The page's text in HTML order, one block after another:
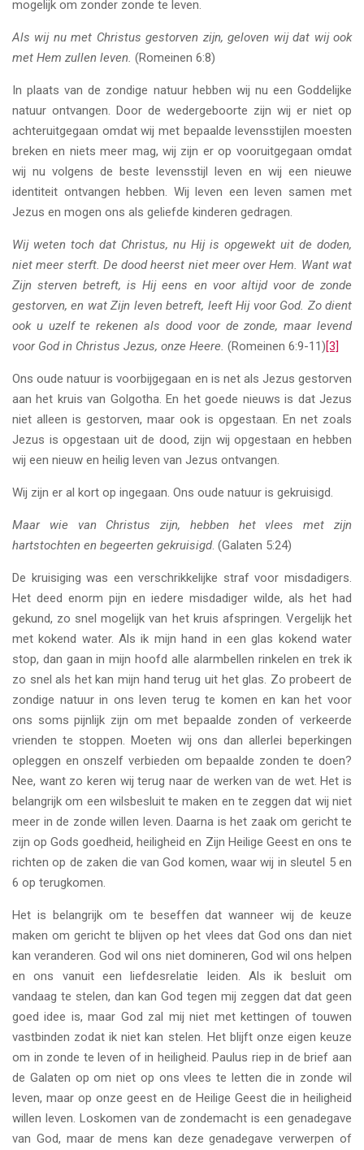
mogelijk om zonder zonde te leven.
Als wij nu met Christus gestorven zijn, geloven wij dat wij ook
met Hem zullen leven. (Romeinen 6:8)
In plaats van de zondige natuur hebben wij nu een Goddelijke
natuur ontvangen. Door de wedergeboorte zijn wij er niet op
achteruitgegaan omdat wij met bepaalde levensstijlen moesten
breken en niets meer mag, wij zijn er op vooruitgegaan omdat
wij nu volgens de beste levensstijl leven en wij een nieuwe
identiteit ontvangen hebben. Wij leven een leven samen met
Jezus en mogen ons als geliefde kinderen gedragen.
Wij weten toch dat Christus, nu Hij is opgewekt uit de doden,
niet meer sterft. De dood heerst niet meer over Hem. Want wat
Zijn sterven betreft, is Hij eens en voor altijd voor de zonde
gestorven, en wat Zijn leven betreft, leeft Hij voor God. Zo dient
ook u uzelf te rekenen als dood voor de zonde, maar levend
voor God in Christus Jezus, onze Heere. (Romeinen 6:9-11)[3]
Ons oude natuur is voorbijgegaan en is net als Jezus gestorven
aan het kruis van Golgotha. En het goede nieuws is dat Jezus
niet alleen is gestorven, maar ook is opgestaan. En net zoals
Jezus is opgestaan uit de dood, zijn wij opgestaan en hebben
wij een nieuw en heilig leven van Jezus ontvangen.
Wij zijn er al kort op ingegaan. Ons oude natuur is gekruisigd.
Maar wie van Christus zijn, hebben het vlees met zijn
hartstochten en begeerten gekruisigd. (Galaten 5:24)
De kruisiging was een verschrikkelijke straf voor misdadigers.
Het deed enorm pijn en iedere misdadiger wilde, als het had
gekund, zo snel mogelijk van het kruis afspringen. Vergelijk het
met kokend water. Als ik mijn hand in een glas kokend water
stop, dan gaan in mijn hoofd alle alarmbellen rinkelen en trek ik
zo snel als het kan mijn hand terug uit het glas. Zo probeert de
zondige natuur in ons leven terug te komen en kan het voor
ons soms pijnlijk zijn om met bepaalde zonden of verkeerde
vrienden te stoppen. Moeten wij ons dan allerlei beperkingen
opleggen en onszelf verbieden om bepaalde zonden te doen?
Nee, want zo keren wij terug naar de werken van de wet. Het is
belangrijk om een wilsbesluit te maken en te zeggen dat wij niet
meer in de zonde willen leven. Daarna is het zaak om gericht te
zijn op Gods goedheid, heiligheid en Zijn Heilige Geest en ons te
richten op de zaken die van God komen, waar wij in sleutel 5 en
6 op terugkomen.
Het is belangrijk om te beseffen dat wanneer wij de keuze
maken om gericht te blijven op het vlees dat God ons dan niet
kan veranderen. God wil ons niet domineren, God wil ons helpen
en ons vanuit een liefdesrelatie leiden. Als ik besluit om
vandaag te stelen, dan kan God tegen mij zeggen dat dat geen
goed idee is, maar God zal mij niet met kettingen of touwen
vastbinden zodat ik niet kan stelen. Het blijft onze eigen keuze
om in zonde te leven of in heiligheid. Paulus riep in de brief aan
de Galaten op om niet op ons vlees te letten die in zonde wil
leven, maar op onze geest en de Heilige Geest die in heiligheid
willen leven. Loskomen van de zondemacht is een genadegave
van God, maar de mens kan deze genadegave verwerpen of